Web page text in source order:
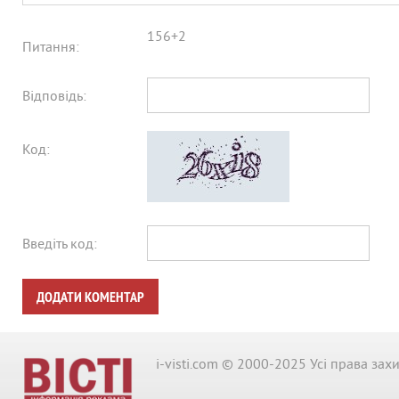
Питання:
156+2
Відповідь:
Код:
Введіть код:
ДОДАТИ КОМЕНТАР
i-visti.com © 2000-2025 Усі права